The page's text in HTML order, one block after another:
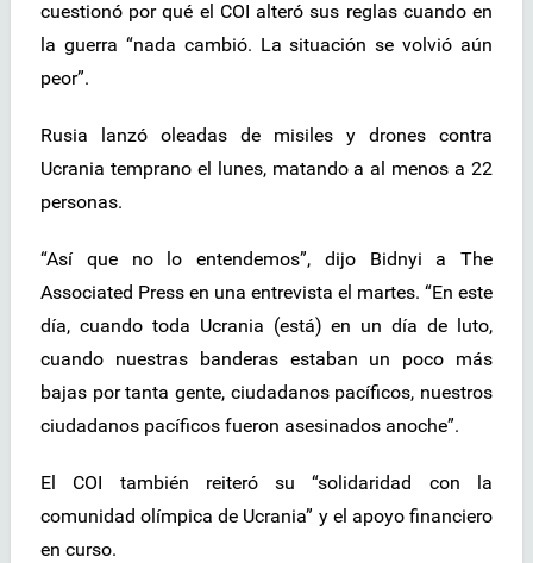
cuestionó por qué el COI alteró sus reglas cuando en
la guerra “nada cambió. La situación se volvió aún
peor”.
Rusia lanzó oleadas de misiles y drones contra
Ucrania temprano el lunes, matando a al menos a 22
personas.
“Así que no lo entendemos”, dijo Bidnyi a The
Associated Press en una entrevista el martes. “En este
día, cuando toda Ucrania (está) en un día de luto,
cuando nuestras banderas estaban un poco más
bajas por tanta gente, ciudadanos pacíficos, nuestros
ciudadanos pacíficos fueron asesinados anoche”.
El COI también reiteró su “solidaridad con la
comunidad olímpica de Ucrania” y el apoyo financiero
en curso.